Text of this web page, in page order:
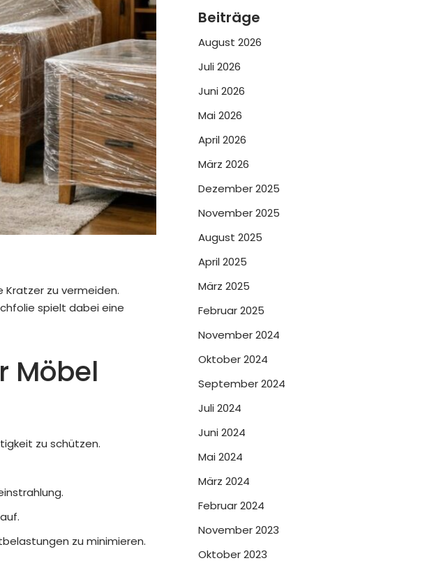
Kratzer zu vermeiden.
spielt dabei eine
Möbel
zu schützen.
zu minimieren.
Beiträge
August 2026
Juli 2026
Juni 2026
Mai 2026
April 2026
März 2026
Dezember 2025
November 2025
August 2025
April 2025
März 2025
Februar 2025
November 2024
Oktober 2024
September 2024
Juli 2024
Juni 2024
Mai 2024
März 2024
Februar 2024
November 2023
Oktober 2023